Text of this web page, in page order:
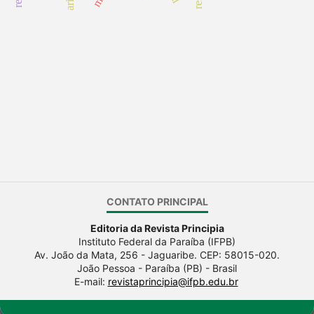
CONTATO PRINCIPAL
Editoria da Revista Principia
Instituto Federal da Paraíba (IFPB)
Av. João da Mata, 256 - Jaguaribe. CEP: 58015-020.
João Pessoa - Paraíba (PB) - Brasil
E-mail: revistaprincipia@ifpb.edu.br